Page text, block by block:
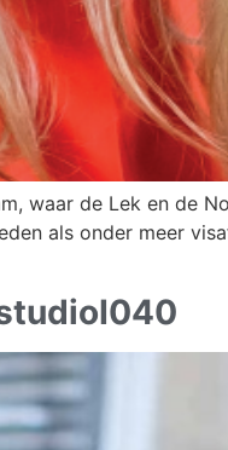
waar de Lek en de
als onder meer